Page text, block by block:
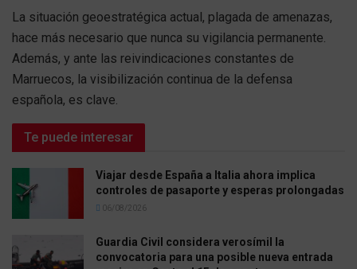
La situación geoestratégica actual, plagada de amenazas,
hace más necesario que nunca su vigilancia permanente.
Además, y ante las reivindicaciones constantes de
Marruecos, la visibilización continua de la defensa
española, es clave.
Te puede interesar
Viajar desde España a Italia ahora implica
controles de pasaporte y esperas prolongadas
06/08/2026
Guardia Civil considera verosímil la
convocatoria para una posible nueva entrada